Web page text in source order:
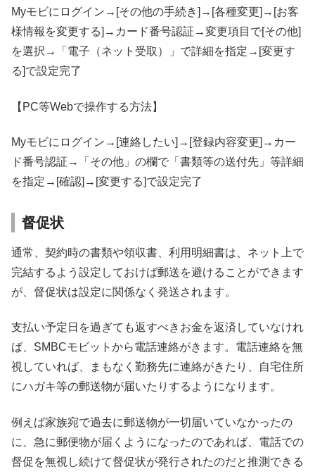
Myモビにログイン→[その他の手続き]→[各種変更]→[お客
様情報を変更する]→カード番号認証→変更項目で[その他]
を選択→「電子（ネット受取）」で詳細を指定→[変更す
る]で設定完了
【PC等Webで操作する方法】
Myモビにログイン→[連絡したい]→[登録内容変更]→カー
ド番号認証→「その他」の欄で「書類等の送付先」等詳細
を指定→[確認]→[変更する]で設定完了
督促状
通常、契約時の書類や領収書、利用明細書は、ネット上で
完結するよう設定しておけば郵送を避けることができます
が、督促状は設定に関係なく発送されます。
支払い予定日を過ぎても返すべきお金を返済していなけれ
ば、SMBCモビットから電話連絡がきます。電話連絡を無
視していれば、まもなく勤務先に連絡がきたり、自宅住所
にハガキ等の郵送物が届いたりするようになります。
例えば家族宛で過去に郵送物が一切届いていなかったの
に、急に郵便物が届くようになったのであれば、電話での
督促を無視し続けて督促状が発行されたのだと推測できる